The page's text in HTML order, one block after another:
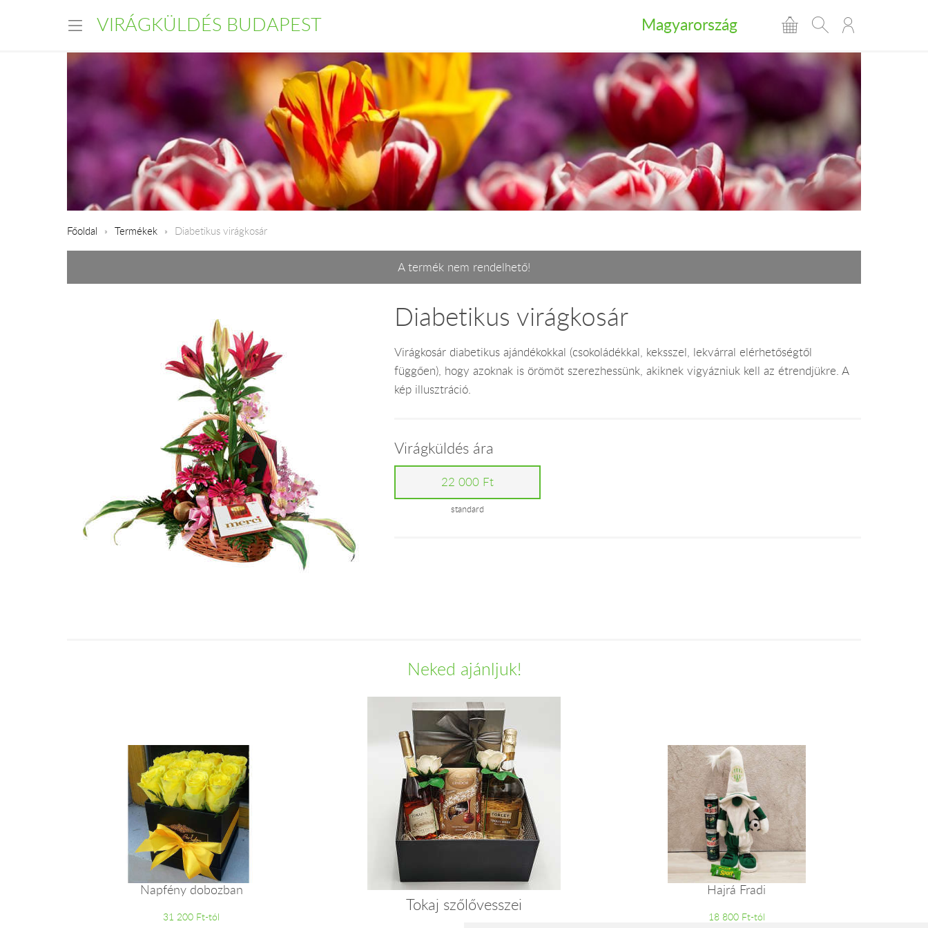
VIRÁGKÜLDÉS BUDAPEST Magyarország
Főoldal Termékek Diabetikus virágkosár
A termék nem rendelhető!
Diabetikus virágkosár
Virágkosár diabetikus ajándékokkal (csokoládékkal, keksszel, lekvárral elérhetőségtől
függően), hogy azoknak is örömöt szerezhessünk, akiknek vigyázniuk kell az étrendjükre. A
kép illusztráció.
Virágküldés ára
22 000 Ft
standard
Neked ajánljuk!
Napfény dobozban
31 200 Ft-tól
Tokaj szőlővesszei
Hajrá Fradi
18 800 Ft-tól